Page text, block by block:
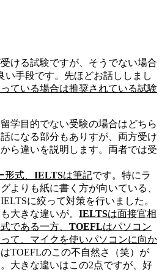
ける試験ですが、そうでない場合
い手段です。先ほどお話ししまし
ている場合は推奨されている試験
学目的でない受験の場合はどちら
になる部分もありすが、両方受け
ら違いを説明します。両者では受
式、 IELTSは筆記です。特にラ
よりも紙に書く方が向いている、
に絞って対策を行いました。
大きな違いが。 IELTSは面接官相
である一方、 TOEFLはパソコン
て、マイクを使いパソコンに向か
TOEFLのこの不自然さ（笑）が
大きな違いはこの2点ですが、好